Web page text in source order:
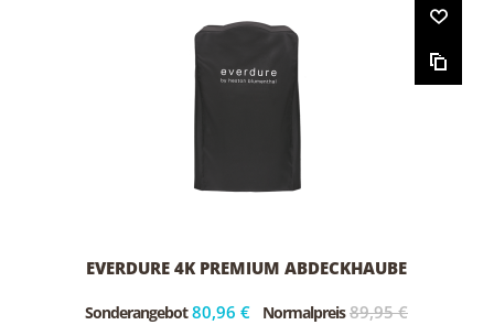
EVERDURE 4K PREMIUM ABDECKHAUBE
Sonderangebot 80,96 € Normalpreis 89,95 €